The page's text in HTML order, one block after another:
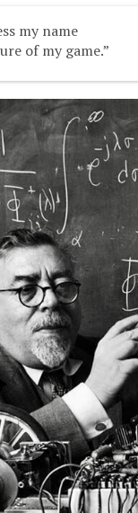
my name
of my game.”